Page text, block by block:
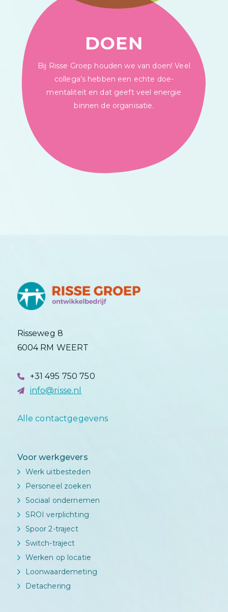
DOEN
Bij Risse Groep houden we van doen! Veel
collega’s hebben een echte doe-
mentaliteit en dat geeft veel energie
binnen de organisatie.
Risseweg 8
6004 RM WEERT
+31 495 750 750
info@risse.nl
Alle contactgegevens
Voor werkgevers
Werk uitbesteden
Personeel zoeken
Sociaal ondernemen
SROI verplichting
Spoor 2-traject
Switch-traject
Werken op locatie
Loonwaardemeting
Detachering